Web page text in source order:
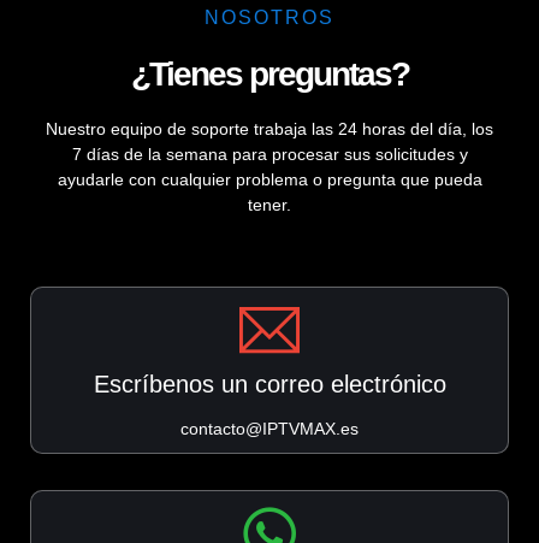
NOSOTROS
¿Tienes preguntas?
Nuestro equipo de soporte trabaja las 24 horas del día, los
7 días de la semana para procesar sus solicitudes y
ayudarle con cualquier problema o pregunta que pueda
tener.
Escríbenos un correo electrónico
contacto@IPTVMAX.es